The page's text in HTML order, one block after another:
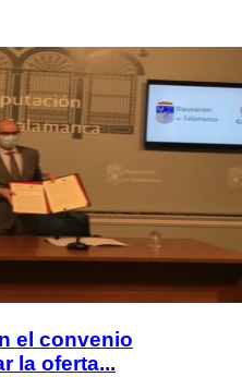
el convenio
la oferta...